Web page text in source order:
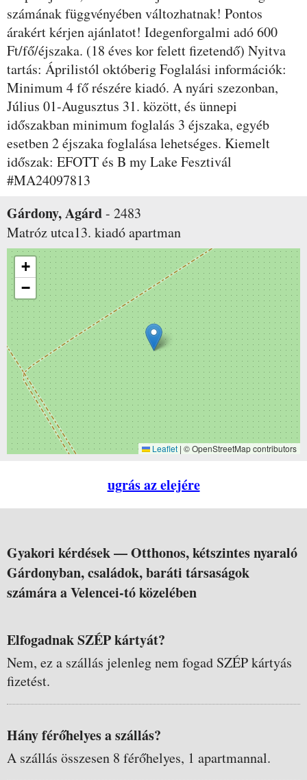
számának függvényében változhatnak! Pontos
árakért kérjen ajánlatot! Idegenforgalmi adó 600
Ft/fő/éjszaka. (18 éves kor felett fizetendő) Nyitva
tartás: Áprilistól októberig Foglalási információk:
Minimum 4 fő részére kiadó. A nyári szezonban,
Július 01-Augusztus 31. között, és ünnepi
időszakban minimum foglalás 3 éjszaka, egyéb
esetben 2 éjszaka foglalása lehetséges. Kiemelt
időszak: EFOTT és B my Lake Fesztivál
#MA24097813
Gárdony, Agárd- 2483
Matróz utca13. kiadó apartman
+
−
Leaflet | © OpenStreetMap contributors
ugrás az elejére
Gyakori kérdések —Otthonos, kétszintes nyaraló
Gárdonyban, családok, baráti társaságok
számára a Velencei-tó közelében
Elfogadnak SZÉP kártyát?
Nem, ez a szállás jelenleg nem fogad SZÉP kártyás
fizetést.
Hány férőhelyes a szállás?
A szállás összesen 8 férőhelyes, 1 apartmannal.